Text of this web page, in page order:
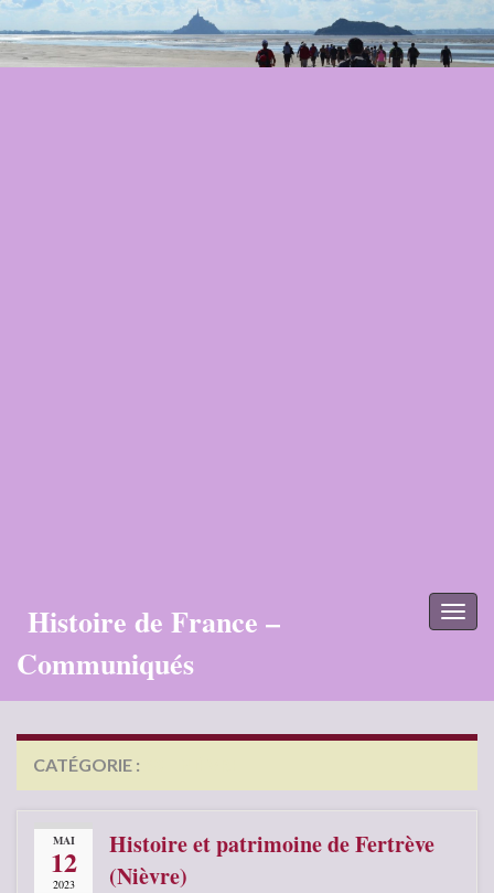
Histoire de France –
Communiqués
CATÉGORIE :
MAI
12
2023
Histoire et patrimoine de Fertrève
(Nièvre)